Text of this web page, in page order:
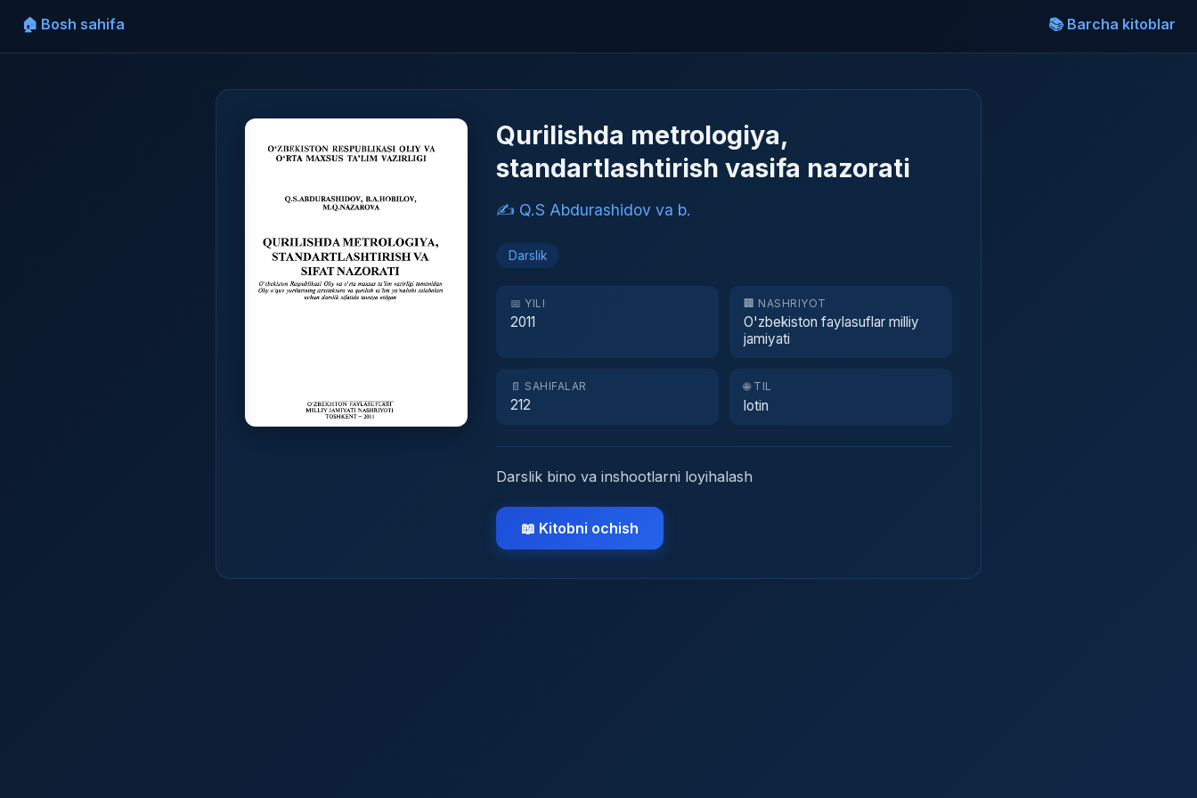
🏠 Bosh sahifa 📚 Barcha kitoblar
Qurilishda metrologiya,
standartlashtirish vasifa nazorati
✍️ Q.S Abdurashidov va b.
Darslik
📅 YILI
2011
🏢 NASHRIYOT
O'zbekiston faylasuflar milliy
jamiyati
📄 SAHIFALAR
212
🌐 TIL
lotin
Darslik bino va inshootlarni loyihalash
📖 Kitobni ochish